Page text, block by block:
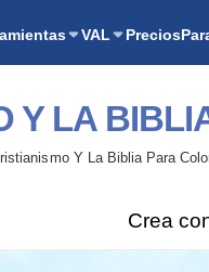
VAL Precios
Y LA
Y La Biblia Para
Crea